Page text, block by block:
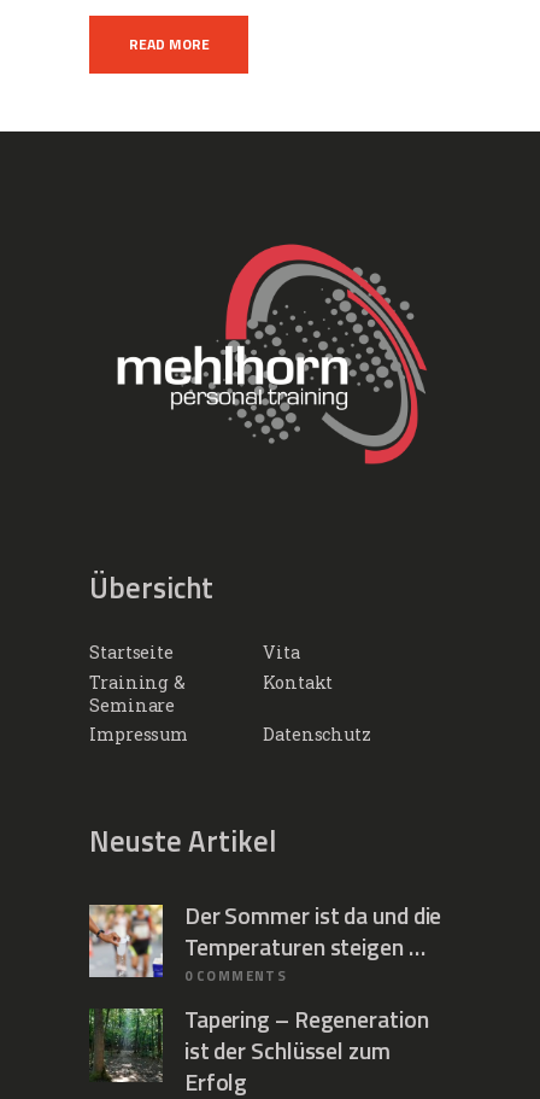
READ MORE
Übersicht
Startseite
Vita
Training &
Seminare
Kontakt
Impressum Datenschutz
Neuste Artikel
Der Sommer ist da und die
Temperaturen steigen …
0 COMMENTS
Tapering – Regeneration
ist der Schlüssel zum
Erfolg